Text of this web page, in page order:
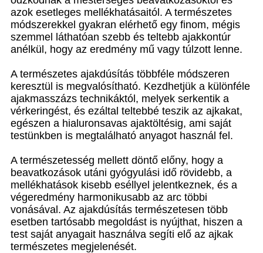
azok esetleges mellékhatásaitól. A természetes
módszerekkel gyakran elérhető egy finom, mégis
szemmel láthatóan szebb és teltebb ajakkontúr
anélkül, hogy az eredmény mű vagy túlzott lenne.
A természetes ajakdúsítás többféle módszeren
keresztül is megvalósítható. Kezdhetjük a különféle
ajakmasszázs technikáktól, melyek serkentik a
vérkeringést, és ezáltal teltebbé teszik az ajkakat,
egészen a hialuronsavas ajaktöltésig, ami saját
testünkben is megtalálható anyagot használ fel.
A természetesség mellett döntő előny, hogy a
beavatkozások utáni gyógyulási idő rövidebb, a
mellékhatások kisebb eséllyel jelentkeznek, és a
végeredmény harmonikusabb az arc többi
vonásával. Az ajakdúsítás természetesen több
esetben tartósabb megoldást is nyújthat, hiszen a
test saját anyagait használva segíti elő az ajkak
természetes megjelenését.